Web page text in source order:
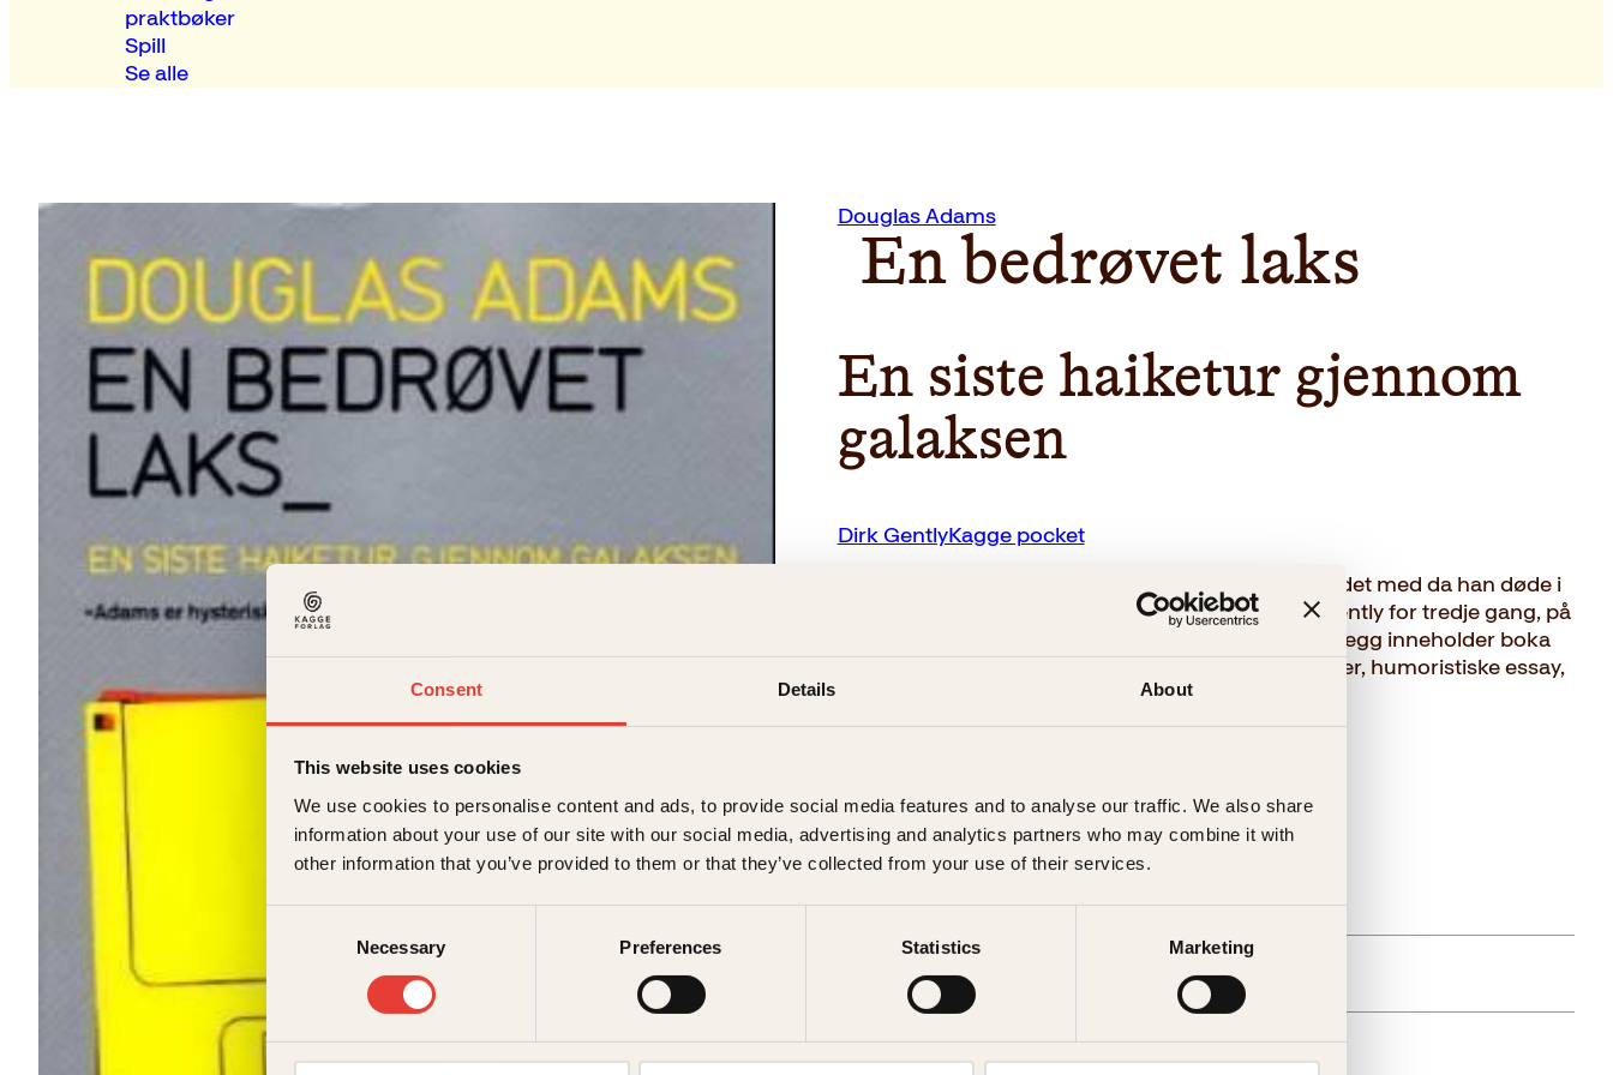
Consent Details About
This website uses cookies
We use cookies to personalise content and ads, to provide social media features and to analyse our traffic. We also share
information about your use of our site with our social media, advertising and analytics partners who may combine it with
other information that you’ve provided to them or that they’ve collected from your use of their services.
Necessary Preferences Statistics Marketing
praktbøker
Spill
Se alle
Douglas Adams
En bedrøvet laks
En siste haiketur gjennom
galaksen
Dirk GentlyKagge pocket
Boken er en ufullendt roman som forfatteren arbeidet med da han døde i
2001. Her møter vi den holistiske detektiven Dirk Gently for tredje gang, på
sporet av en halv katt og en mystisk skuespiller. I tillegg inneholder boka
en mengde av forfatterens etterlatte tekster; noveller, humoristiske essay,
179kr
Utsolgt
Beskrivelse
Beskrivelse